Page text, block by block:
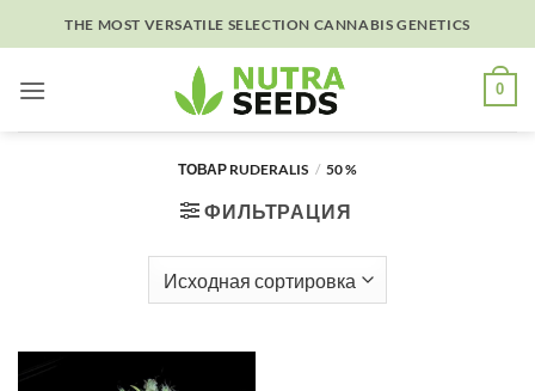
to
THE MOST VERSATILE SELECTION CANNABIS GENETICS
0
ТОВАР RUDERALIS / 50 %
ФИЛЬТРАЦИЯ